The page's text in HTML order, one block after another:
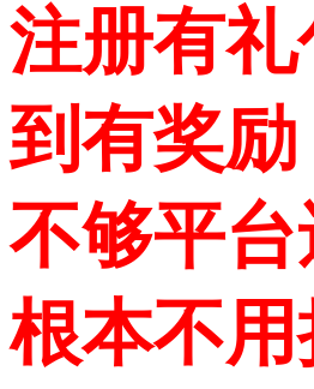
注册有
到有奖
不够平台
根本不